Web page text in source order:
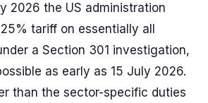
2026 the US administration
tariff on essentially all
a Section 301 investigation,
as early as 15 July 2026.
than the sector-specific duties